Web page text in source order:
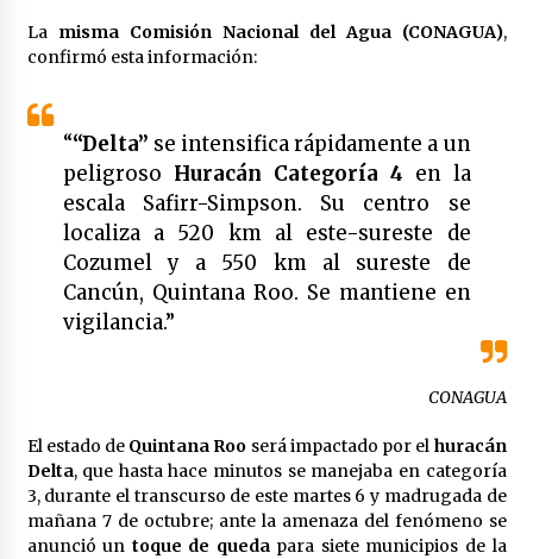
CNTE anuncia paso gratuito en peajes de CDMX
Laura Itzel Castillo será la nueva secretaria de
las Mujeres, anuncia Sheinbaum
2 meses atrás
Sheinbaum descarta reunión entre CNTE y
Segob: «ya dimos nuestras propuestas»
2 meses atrás
políticos mexicanos que protegen al narco”
Trump anuncia acuerdo con Irán y el fin de
operaciones militares entre ambos países
2 meses atrás
La misma Comisión Nacional del Agua (CONAGUA),
confirmó esta información:
““Delta” se intensifica rápidamente a un
peligroso Huracán Categoría 4 en la
escala Safirr-Simpson. Su centro se
localiza a 520 km al este-sureste de
Cozumel y a 550 km al sureste de
Cancún, Quintana Roo. Se mantiene en
vigilancia.”
CONAGUA
El estado de Quintana Roo será impactado por el huracán
Delta, que hasta hace minutos se manejaba en categoría
3, durante el transcurso de este martes 6 y madrugada de
mañana 7 de octubre; ante la amenaza del fenómeno se
anunció un toque de quedapara siete municipios de la